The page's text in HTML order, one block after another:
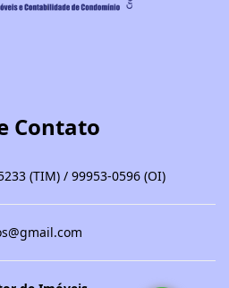
Contato
(TIM) / 99953-0596 (OI)